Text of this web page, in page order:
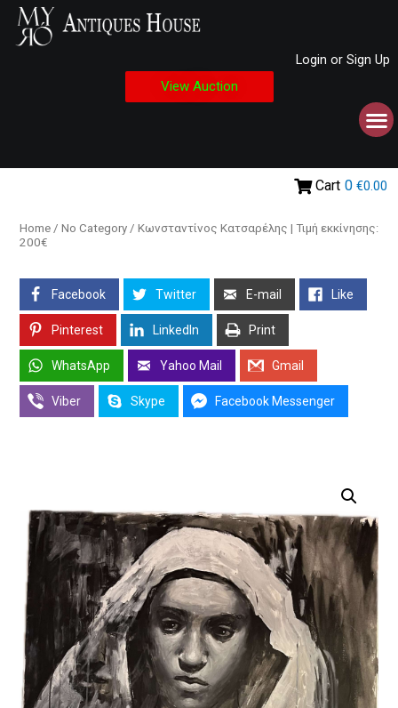
Login or Sign Up
View Auction
Cart 0 €0.00
Home / No Category / Κωνσταντίνος Κατσαρέλης | Τιμή εκκίνησης:
200€
Facebook Twitter E-mail Like
Pinterest LinkedIn Print
WhatsApp Yahoo Mail Gmail
Viber Skype Facebook Messenger